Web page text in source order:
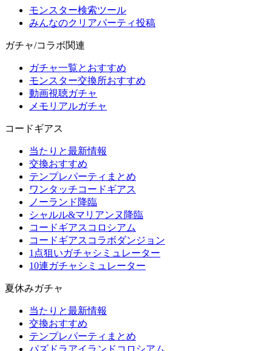
モンスター検索ツール
みんなのクリアパーティ投稿
ガチャ/コラボ関連
ガチャ一覧とおすすめ
モンスター交換所おすすめ
動画視聴ガチャ
メモリアルガチャ
コードギアス
当たりと最新情報
交換おすすめ
テンプレパーティまとめ
ワンタッチコードギアス
ノーランド降臨
シャルル&マリアンヌ降臨
コードギアスコロシアム
コードギアスコラボダンジョン
1点狙いガチャシミュレーター
10連ガチャシミュレーター
夏休みガチャ
当たりと最新情報
交換おすすめ
テンプレパーティまとめ
パズドラアイランドコロシアム